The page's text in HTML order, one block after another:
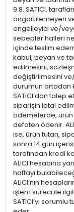
9.8. SATICI,
öngörülemeyen
engelleyici ve/
sebepler halleri
içinde teslim
kabul, beyan ve
edilmesini,
değiştirilmesini
durumun ortadan
SATICI’dan talep
siparişin iptal
ödemelerde, ürün
defaten ödenir.
ise, ürün tutarı,
sonra 14 gün
tarafından kredi
ALICI hesabına
haftayı
ALICI’nın
işlem süreci ile
SATICI’yı